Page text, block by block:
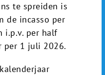
te spreiden is
de incasso per
i.p.v. per half
per 1 juli 2026.